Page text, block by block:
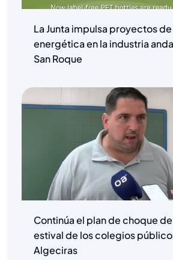
La Junta impulsa proyectos
energética en la industria
San Roque
Continúa el plan de choque
estival de los colegios
Algeciras